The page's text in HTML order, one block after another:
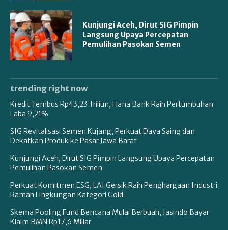
Kunjungi Aceh, Dirut SIG Pimpin
Langsung Upaya Percepatan
Pemulihan Pasokan Semen
trending right now
Kredit Tembus Rp43,23 Triliun, Hana Bank Raih Pertumbuhan
Laba 9,21%
SIG Revitalisasi Semen Kujang, Perkuat Daya Saing dan
Dekatkan Produk ke Pasar Jawa Barat
Kunjungi Aceh, Dirut SIG Pimpin Langsung Upaya Percepatan
Pemulihan Pasokan Semen
Perkuat Komitmen ESG, LAI Gersik Raih Penghargaan Industri
Ramah Lingkungan Kategori Gold
Skema Pooling Fund Bencana Mulai Berbuah, Jasindo Bayar
Klaim BMN Rp17,6 Miliar